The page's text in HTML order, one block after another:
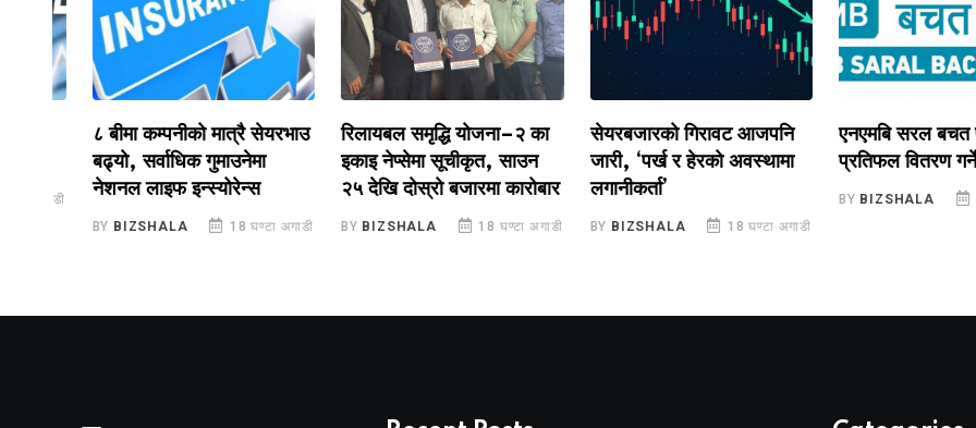
८ बीमा कम्पनीको मात्रै सेयरभाउ
बढ्यो, सर्वाधिक गुमाउनेमा
नेशनल लाइफ इन्स्योरेन्स
BIZSHALA 18 घण्टा अगाडी
रिलायबल समृद्धि योजना–२ का
इकाइ नेप्सेमा सूचीकृत, साउन
२५ देखि दोस्रो बजारमा कारोबार
BY BIZSHALA 18 घण्टा अगाडी
सेयरबजारको गिरावट आजपनि
जारी, ‘पर्ख र हेरको अवस्थामा
लगानीकर्ता’
BY BIZSHALA 18 घण्टा अगाडी
एनएमबि सरल बचत
प्रतिफल वितरण गर्ने
BIZSHALA 19